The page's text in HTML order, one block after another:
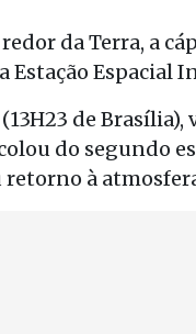
da Terra, a
Estação Espacial
(13H23 de
do segundo
retorno à